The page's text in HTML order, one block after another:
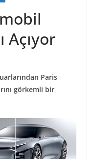
Açıyor
Paris
görkemli bir